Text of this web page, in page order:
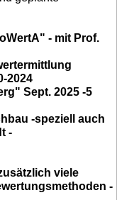
- mit Prof.
2024
Sept. 2025 -5
-speziell auch
-
viele
-